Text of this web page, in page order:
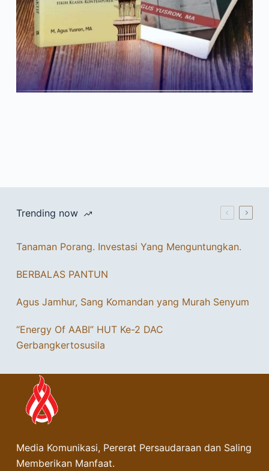
Trending now
Tanaman Porang. Investasi Yang Menguntungkan.
BERBALAS PANTUN
Agus Jamhur, Sang Komandan yang Murah Senyum
“Energy Of AABI” HUT Ke-2 DAC
Gerbangkertosusila
Media Komunikasi, Pererat Persaudaraan dan Saling
Memberikan Manfaat.